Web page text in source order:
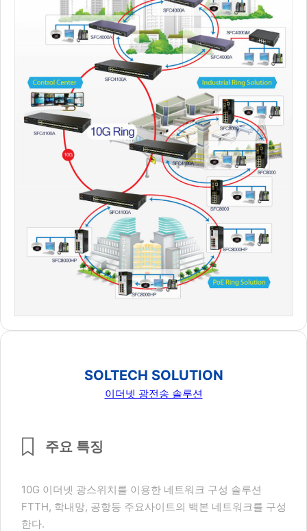
SOLTECH SOLUTION
이더넷 광전송 솔루션
주요 특징
10G 이더넷 광스위치를 이용한 네트워크 구성 솔루션
FTTH, 학내망, 공항등 주요사이트의 백본 네트워크를 구성
한다.